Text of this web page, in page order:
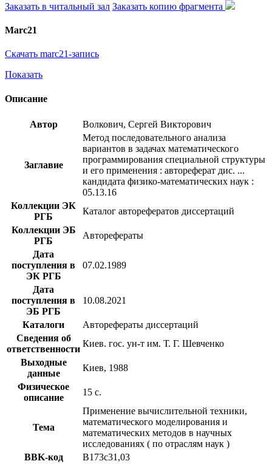
Заказать в читальный зал Заказать копию фрагмента
Marc21
Скачать marc21-запись
Показать
Описание
Автор Волкович, Сергей Викторович
Заглавие
Метод последовательного анализа
вариантов в задачах математического
программирования специальной структуры
и его применения : автореферат дис. ...
кандидата физико-математических наук :
05.13.16
Коллекции ЭК
РГБ
Каталог авторефератов диссертаций
Коллекции ЭБ
РГБ
Авторефераты
Дата
поступления в
ЭК РГБ
07.02.1989
Дата
поступления в
ЭБ РГБ
10.08.2021
Каталоги
Авторефераты диссертаций
Сведения об
ответственности
Киев. гос. ун-т им. Т. Г. Шевченко
Выходные
данные
Киев, 1988
Физическое
описание
15 с.
Тема
Применение вычислительной техники,
математического моделирования и
математических методов в научных
исследованиях ( по отраслям наук )
BBK-код
В173с31,03